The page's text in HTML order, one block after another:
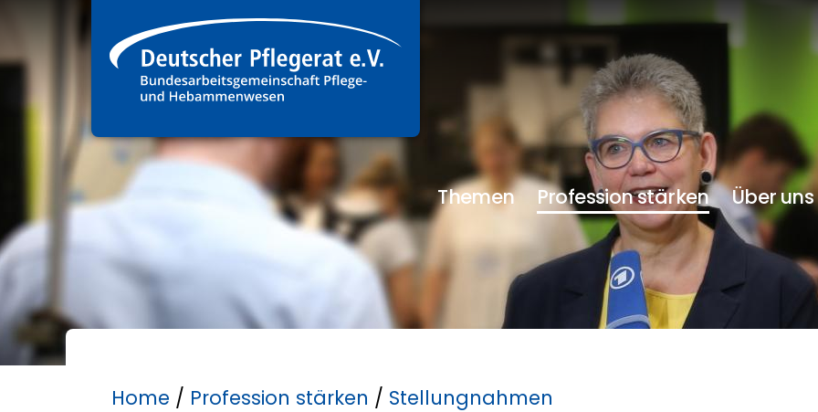
Themen Profession stärken Über uns
Home / Profession stärken / Stellungnahmen